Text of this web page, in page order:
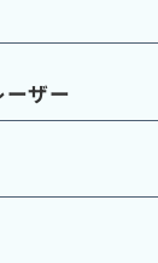
ザー